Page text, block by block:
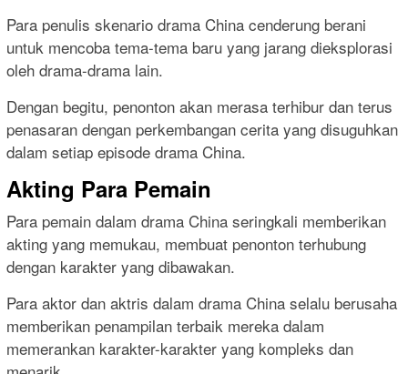
Para penulis skenario drama China cenderung berani
untuk mencoba tema-tema baru yang jarang dieksplorasi
oleh drama-drama lain.
Dengan begitu, penonton akan merasa terhibur dan terus
penasaran dengan perkembangan cerita yang disuguhkan
dalam setiap episode drama China.
Akting Para Pemain
Para pemain dalam drama China seringkali memberikan
akting yang memukau, membuat penonton terhubung
dengan karakter yang dibawakan.
Para aktor dan aktris dalam drama China selalu berusaha
memberikan penampilan terbaik mereka dalam
memerankan karakter-karakter yang kompleks dan